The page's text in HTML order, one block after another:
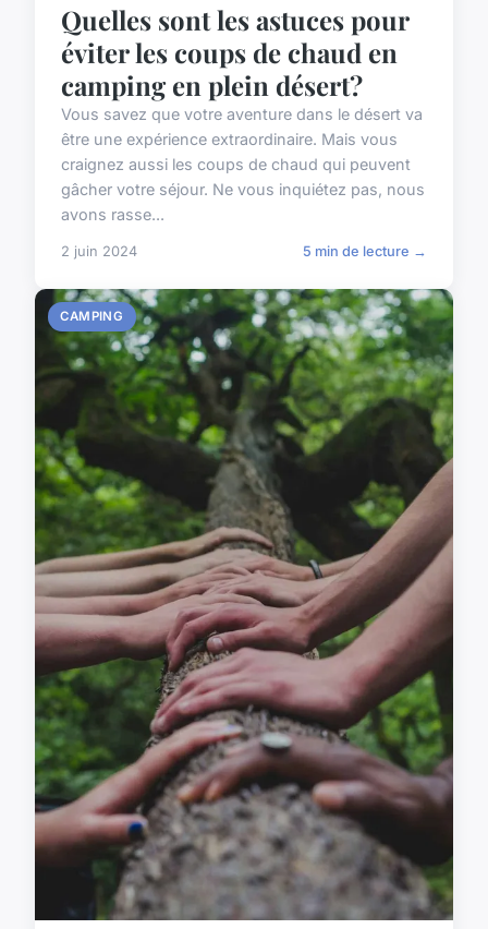
Quelles sont les astuces pour
éviter les coups de chaud en
camping en plein désert?
Vous savez que votre aventure dans le désert va
être une expérience extraordinaire. Mais vous
craignez aussi les coups de chaud qui peuvent
gâcher votre séjour. Ne vous inquiétez pas, nous
avons rasse...
2 juin 2024 5 min de lecture →
CAMPING